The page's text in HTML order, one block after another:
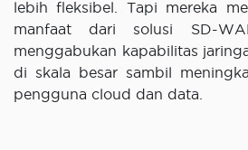
lebih fleksibel. Tapi mereka
manfaat dari solusi SD-
menggabukan kapabilitas
di skala besar sambil
pengguna cloud dan data.